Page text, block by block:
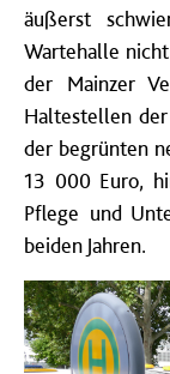
äußerst
Wartehalle
der Mainzer
Haltestellen
der begrünten
13 000 Euro,
Pflege und
beiden Jahren.